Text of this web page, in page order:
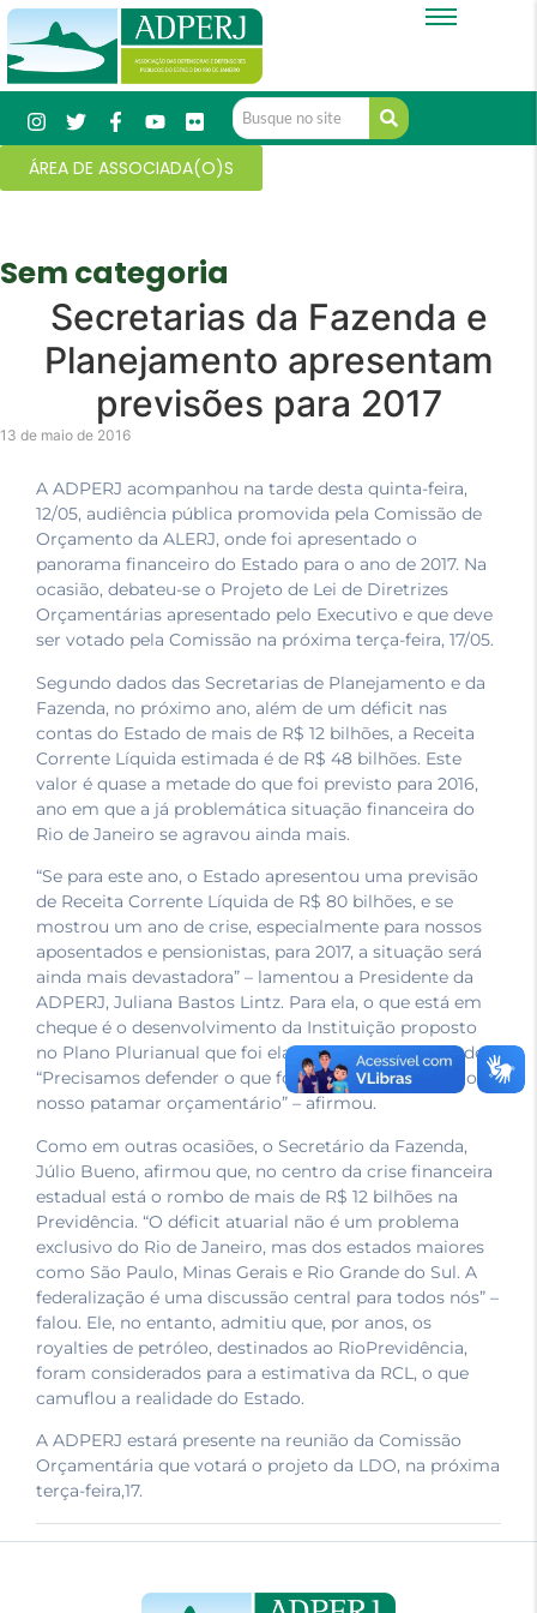
ÁREA DE ASSOCIADA(O)S
Sem categoria
Secretarias da Fazenda e
Planejamento apresentam
previsões para 2017
13 de maio de 2016
A ADPERJ acompanhou na tarde desta quinta-feira,
12/05, audiência pública promovida pela Comissão de
Orçamento da ALERJ, onde foi apresentado o
panorama financeiro do Estado para o ano de 2017. Na
ocasião, debateu-se o Projeto de Lei de Diretrizes
Orçamentárias apresentado pelo Executivo e que deve
ser votado pela Comissão na próxima terça-feira, 17/05.
Segundo dados das Secretarias de Planejamento e da
Fazenda, no próximo ano, além de um déficit nas
contas do Estado de mais de R$ 12 bilhões, a Receita
Corrente Líquida estimada é de R$ 48 bilhões. Este
valor é quase a metade do que foi previsto para 2016,
ano em que a já problemática situação financeira do
Rio de Janeiro se agravou ainda mais.
“Se para este ano, o Estado apresentou uma previsão
de Receita Corrente Líquida de R$ 80 bilhões, e se
mostrou um ano de crise, especialmente para nossos
aposentados e pensionistas, para 2017, a situação será
ainda mais devastadora” – lamentou a Presidente da
ADPERJ, Juliana Bastos Lintz. Para ela, o que está em
cheque é o desenvolvimento da Instituição proposto
no Plano Plurianual que foi elaborado no ano passado.
“Precisamos defender o que foi pactuado no PPA e o
nosso patamar orçamentário” – afirmou.
Como em outras ocasiões, o Secretário da Fazenda,
Júlio Bueno, afirmou que, no centro da crise financeira
estadual está o rombo de mais de R$ 12 bilhões na
Previdência. “O déficit atuarial não é um problema
exclusivo do Rio de Janeiro, mas dos estados maiores
como São Paulo, Minas Gerais e Rio Grande do Sul. A
federalização é uma discussão central para todos nós” –
falou. Ele, no entanto, admitiu que, por anos, os
royalties de petróleo, destinados ao RioPrevidência,
foram considerados para a estimativa da RCL, o que
camuflou a realidade do Estado.
A ADPERJ estará presente na reunião da Comissão
Orçamentária que votará o projeto da LDO, na próxima
terça-feira,17.